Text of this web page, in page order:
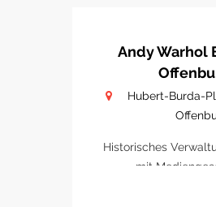
Andy Warhol
Hubert-Burda-
Historisches
mit